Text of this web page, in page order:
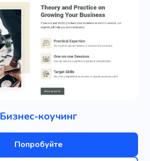
Бизнес-коучинг
Попробуйте